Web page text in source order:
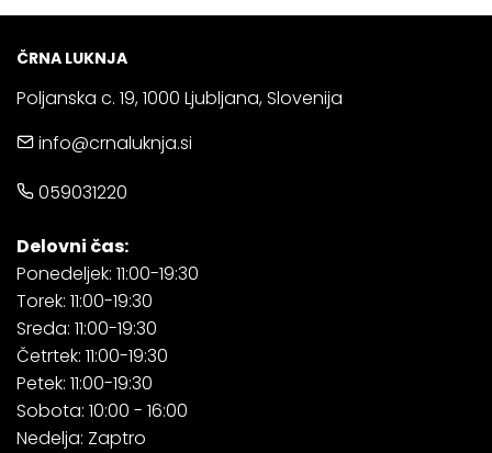
ČRNA LUKNJA
Poljanska c. 19, 1000 Ljubljana, Slovenija
info@crnaluknja.si
059031220
Delovni čas:
Ponedeljek: 11:00-19:30
Torek: 11:00-19:30
Sreda: 11:00-19:30
Četrtek: 11:00-19:30
Petek: 11:00-19:30
Sobota: 10:00 - 16:00
Nedelja: Zaptro